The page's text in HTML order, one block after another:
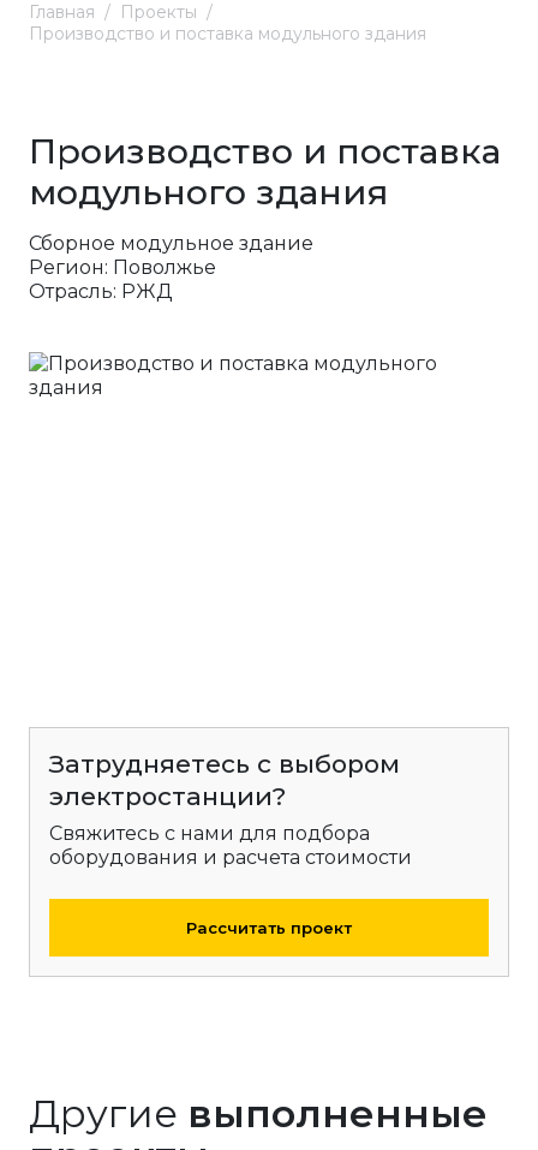
Главная
Проекты
Производство и поставка модульного здания
Производство и поставка
модульного здания
Сборное модульное здание
Регион: Поволжье
Отрасль: РЖД
Затрудняетесь с выбором
электростанции?
Свяжитесь с нами для подбора
оборудования и расчета стоимости
Рассчитать проект
Другие выполненные